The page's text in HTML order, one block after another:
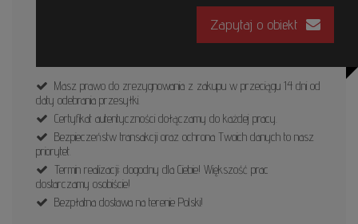
Zapytaj o obiekt
Masz prawo do zrezygnowania z zakupu w przeciągu 14 dni od
daty odebrania przesyłki.
Certyfikat autentyczności dołączamy do każdej pracy.
Bezpieczeństw transakcji oraz ochrona Twoich danych to nasz
priorytet.
Termin realizacji: dogodny dla Ciebie! Większość prac
dostarczamy osobiście!
Bezpłatna dostawa na terenie Polski!